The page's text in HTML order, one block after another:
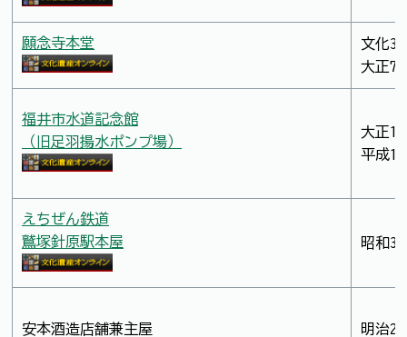
願念寺本堂
文化3
大正7
福井市水道記念館
（旧足羽揚水ポンプ場）
大正
平成
えちぜん鉄道
鷲塚針原駅本屋
昭和3
安本酒造店舗兼主屋 明治